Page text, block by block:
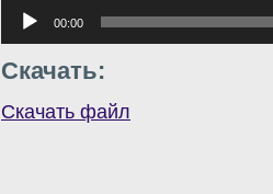
Аудиоплеер
00:00
Скачать:
Скачать файл